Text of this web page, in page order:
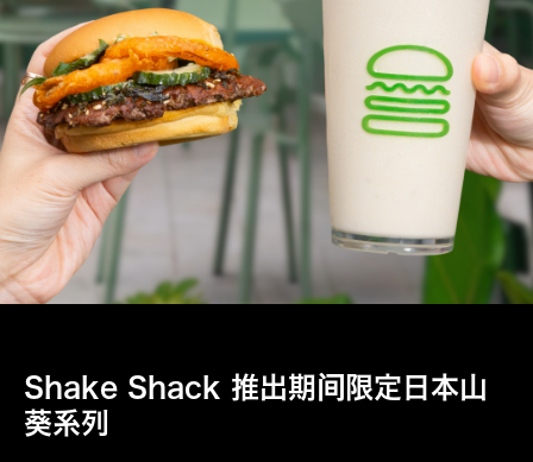
Shake Shack 推出期间限定日本山
葵系列